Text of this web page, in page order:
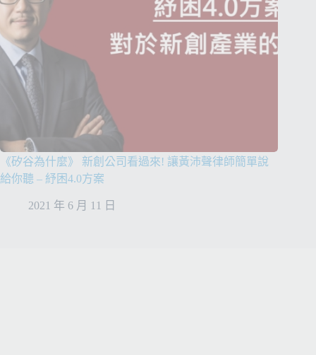
《矽谷為什麼》 新創公司看過來! 讓黃沛聲律師簡單說
給你聽 – 紓困4.0方案
2021 年 6 月 11 日